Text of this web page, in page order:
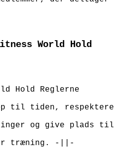
World Hold
Hold Reglerne
til tiden, respektere
og give plads til
træning. -||-